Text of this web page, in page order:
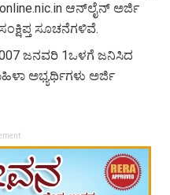
ಆನ್‌ಲೈನ್ ಅರ್ಜಿ
ಸೂಚನೆಗಳಿವೆ.
ಜನವರಿ 1ಒಳಗೆ ಜನಿಸಿದ
ಅಭ್ಯರ್ಥಿಗಳು ಅರ್ಜಿ